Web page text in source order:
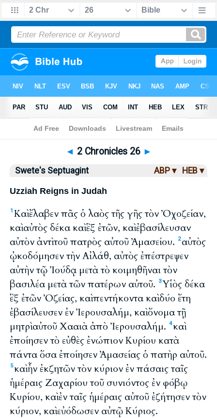
Bible>LXX> 2 Chronicles 26
◄ 2 Chronicles 26 ►
Swete's Septuagint ABP ▾ HEB ▾
Uzziah Reigns in Judah
1 Καὶ ἔλαβεν πᾶς ὁ λαὸς τῆς γῆς τὸν Ὀχοζείαν,
καὶ αὐτὸς δέκα καὶ ἓξ ἐτῶν, καὶ ἐβασίλευσαν
αὐτὸν ἀντὶ τοῦ πατρὸς αὐτοῦ Ἀμασείου.
2 αὐτὸς
ᾠκοδόμησεν τὴν Αἰλάθ, αὐτὸς ἐπέστρεψεν
αὐτὴν τῷ Ἰούδᾳ μετὰ τὸ κοιμηθῆναι τὸν
βασιλέα μετὰ τῶν πατέρων αὐτοῦ.
3Υἱὸς δέκα
ἓξ ἐτῶν Ὀζείας, καὶ πεντήκοντα καὶ δύο ἔτη
ἐβασίλευσεν ἐν Ἰερουσαλήμ, καὶ ὄνομα τῇ
μητρὶ αὐτοῦ Χααιὰ ἀπὸ Ἰερουσαλήμ. 4καὶ
ἐποίησεν τὸ εὐθὲς ἐνώπιον Κυρίου κατὰ
πάντα ὅσα ἐποίησεν Ἀμασείας ὁ πατὴρ αὐτοῦ.
5καὶ ἦν ἐκζητῶν τὸν κύριον ἐν πάσαις ταῖς
ἡμέραις Ζαχαρίου τοῦ συνιόντος ἐν φόβῳ
Κυρίου, καὶ ἐν ταῖς ἡμέραις αὐτοῦ ἐζήτησεν τὸν
κύριον, καὶ εὐόδωσεν αὐτῷ Κύριος.